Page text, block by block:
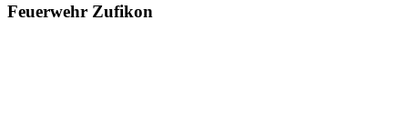
Feuerwehr Zufikon